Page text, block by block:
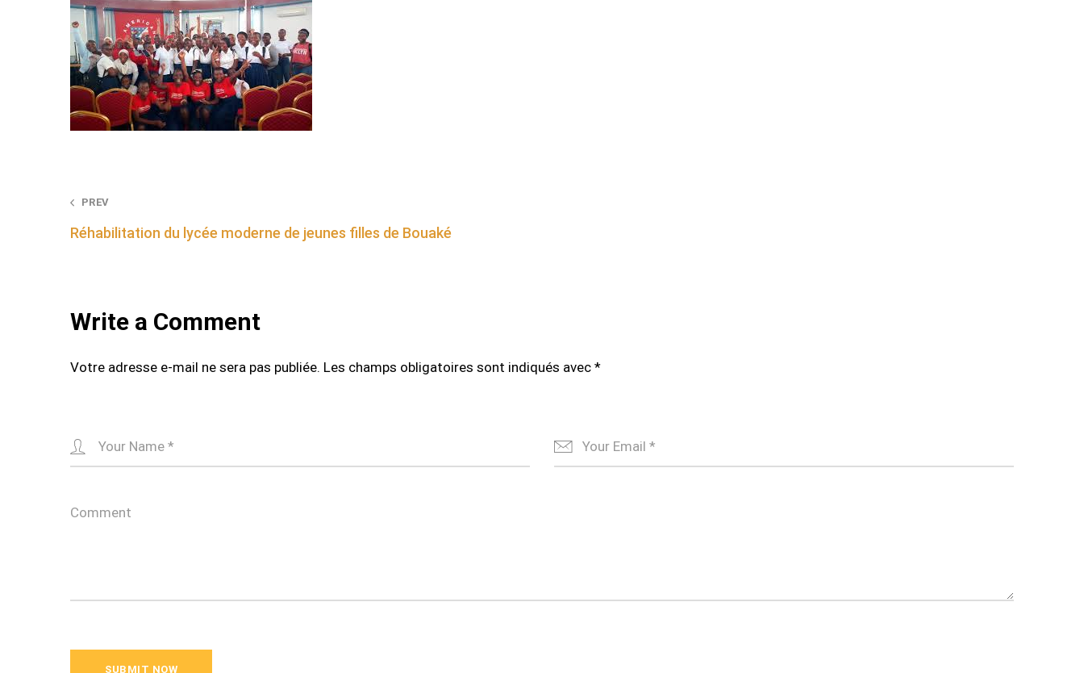
Post
navigation
PREV
Réhabilitation du lycée moderne de jeunes filles de Bouaké
Write a Comment
Votre adresse e-mail ne sera pas publiée. Les champs obligatoires sont indiqués avec *